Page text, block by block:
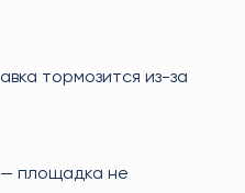
тормозится из-за
площадка не